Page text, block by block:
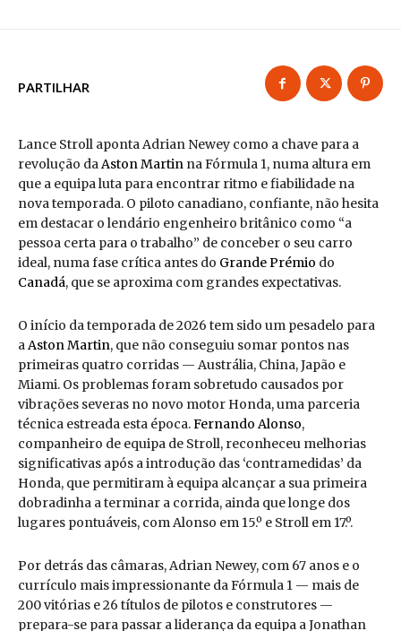
PARTILHAR
Lance Stroll aponta Adrian Newey como a chave para a
revolução daAston Martin na Fórmula 1, numa altura em
que a equipa luta para encontrar ritmo e fiabilidade na
nova temporada. O piloto canadiano, confiante, não hesita
em destacar o lendário engenheiro britânico como “a
pessoa certa para o trabalho” de conceber o seu carro
ideal, numa fase crítica antes do Grande Prémio do
Canadá, que se aproxima com grandes expectativas.
O início da temporada de 2026 tem sido um pesadelo para
aAston Martin, que não conseguiu somar pontos nas
primeiras quatro corridas — Austrália, China, Japão e
Miami. Os problemas foram sobretudo causados por
vibrações severas no novo motor Honda, uma parceria
técnica estreada esta época.Fernando Alonso,
companheiro de equipa de Stroll, reconheceu melhorias
significativas após a introdução das ‘contramedidas’ da
Honda, que permitiram à equipa alcançar a sua primeira
dobradinha a terminar a corrida, ainda que longe dos
lugares pontuáveis, com Alonso em 15.º e Stroll em 17.º.
Por detrás das câmaras, Adrian Newey, com 67 anos e o
currículo mais impressionante da Fórmula 1 — mais de
200 vitórias e 26 títulos de pilotos e construtores —
prepara-se para passar a liderança da equipa a Jonathan